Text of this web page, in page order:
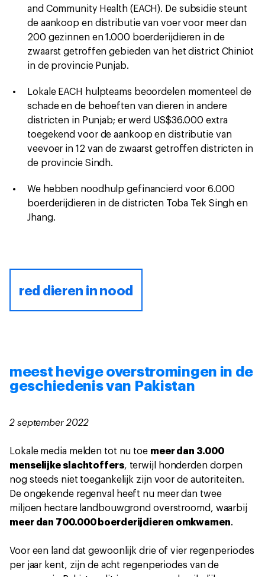
and Community Health (EACH). De subsidie steunt
de aankoop en distributie van voer voor meer dan
200 gezinnen en 1.000 boerderijdieren in de
zwaarst getroffen gebieden van het district Chiniot
in de provincie Punjab.
Lokale EACH hulpteams beoordelen momenteel de
schade en de behoeften van dieren in andere
districten in Punjab; er werd US$36.000 extra
toegekend voor de aankoop en distributie van
veevoer in 12 van de zwaarst getroffen districten in
de provincie Sindh.
We hebben noodhulp gefinancierd voor 6.000
boerderijdieren in de districten Toba Tek Singh en
Jhang.
red dieren in nood
meest hevige overstromingen in de
geschiedenis van Pakistan
2 september 2022
Lokale media melden tot nu toe meer dan 3.000
menselijke slachtoffers, terwijl honderden dorpen
nog steeds niet toegankelijk zijn voor de autoriteiten.
De ongekende regenval heeft nu meer dan twee
miljoen hectare landbouwgrond overstroomd, waarbij
meer dan 700.000 boerderijdieren omkwamen.
Voor een land dat gewoonlijk drie of vier regenperiodes
per jaar kent, zijn de acht regenperiodes van de